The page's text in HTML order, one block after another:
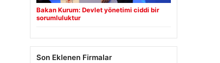
Bakan Kurum: Devlet yönetimi ciddi bir
sorumluluktur
Son Eklenen Firmalar